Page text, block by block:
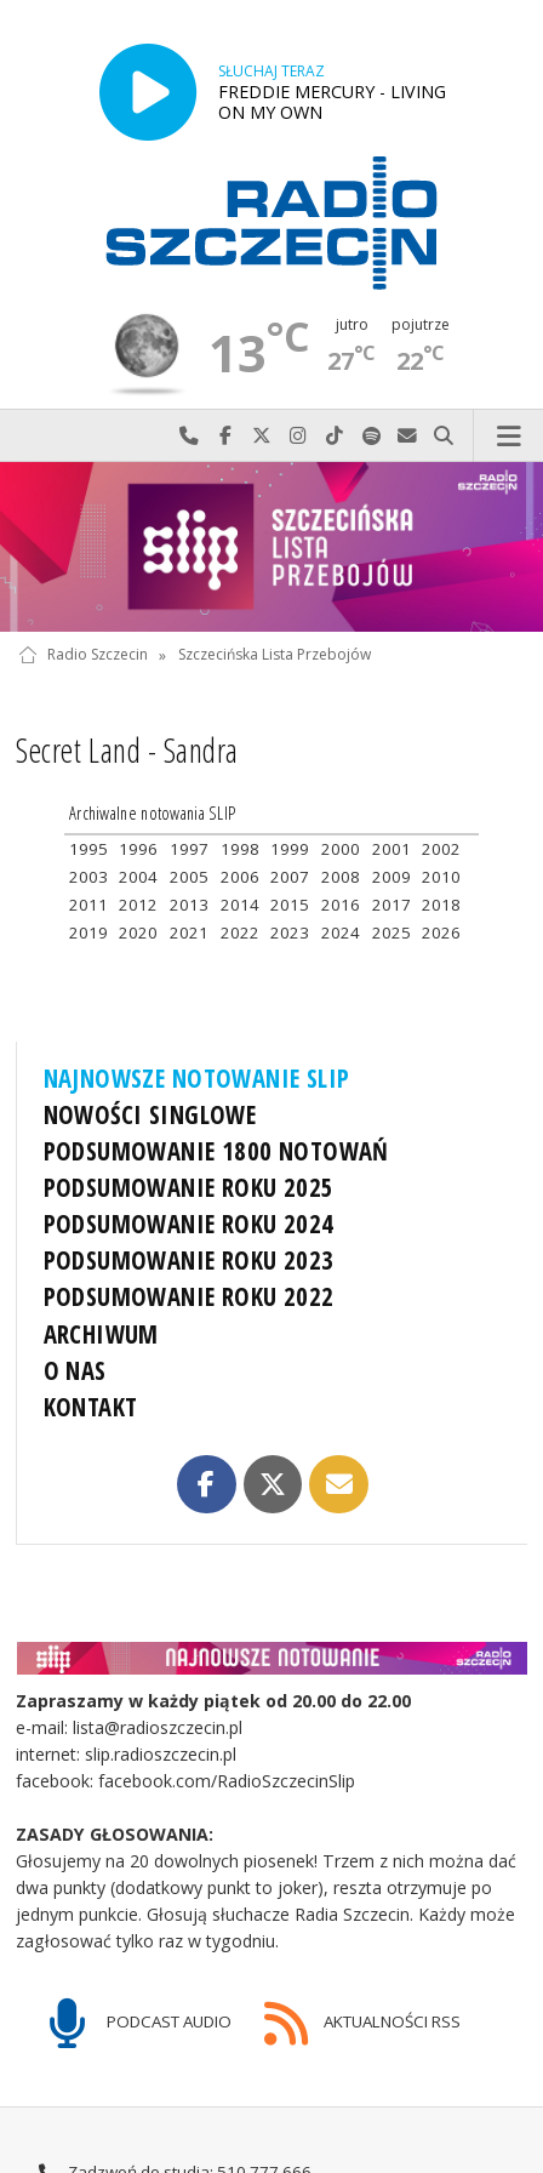
SŁUCHAJ TERAZ
FREDDIE MERCURY - LIVING
ON MY OWN
13°C jutro
27°C
pojutrze
22°C
Najlepiej po prostu do nas zadzwoń
Odwiedź nas na Facebook-u
Odwiedź nas na X
Odwiedź nas na Instagram-ie
Odwiedź nas na TikTok-u
Szukaj nas na Spotify
Wyślij do nas
Szukaj
Radio Szczecin » Szczecińska Lista Przebojów
Secret Land - Sandra
Archiwalne notowania SLIP
1995 1996 1997 1998 1999 2000 2001
2002
2003 2004 2005 2006 2007 2008 2009 2010
2011
2012 2013 2014 2015 2016 2017 2018
2019 2020 2021 2022 2023 2024 2025 2026
NAJNOWSZE NOTOWANIE SLIP
NOWOŚCI SINGLOWE
PODSUMOWANIE 1800 NOTOWAŃ
PODSUMOWANIE ROKU 2025
PODSUMOWANIE ROKU 2024
PODSUMOWANIE ROKU 2023
PODSUMOWANIE ROKU 2022
ARCHIWUM
O NAS
KONTAKT
Zapraszamy w każdy piątek od 20.00 do 22.00
e-mail: lista@radioszczecin.pl
internet: slip.radioszczecin.pl
facebook: facebook.com/RadioSzczecinSlip
ZASADY GŁOSOWANIA:
Głosujemy na 20 dowolnych piosenek! Trzem z nich można dać
dwa punkty (dodatkowy punkt to joker), reszta otrzymuje po
jednym punkcie. Głosują słuchacze Radia Szczecin. Każdy może
zagłosować tylko raz w tygodniu.
PODCAST AUDIO AKTUALNOŚCI RSS